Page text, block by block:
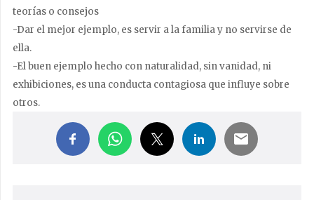
teorías o consejos
-Dar el mejor ejemplo, es servir a la familia y no servirse de
ella.
-El buen ejemplo hecho con naturalidad, sin vanidad, ni
exhibiciones, es una conducta contagiosa que influye sobre
otros.